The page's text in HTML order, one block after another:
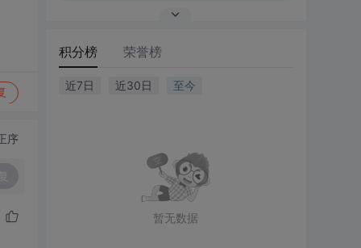
序
积分榜 荣誉榜
近7日 近30日 至今
暂无数据